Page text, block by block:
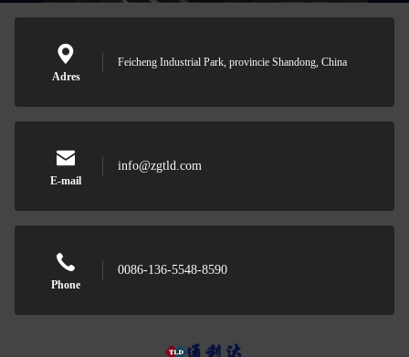
Adres
Feicheng Industrial Park, provincie Shandong, China
E-mail
info@zgtld.com
Phone
0086-136-5548-8590